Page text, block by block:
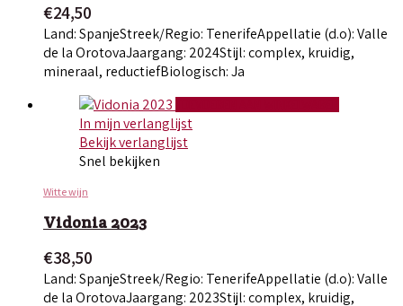
€24,50
Land: SpanjeStreek/Regio: TenerifeAppellatie (d.o): Valle
de la OrotovaJaargang: 2024Stijl: complex, kruidig,
mineraal, reductiefBiologisch: Ja
In mijn verlanglijst
Bekijk verlanglijst
Snel bekijken
Witte wijn
Vidonia 2023
€38,50
Land: SpanjeStreek/Regio: TenerifeAppellatie (d.o): Valle
de la OrotovaJaargang: 2023Stijl: complex, kruidig,